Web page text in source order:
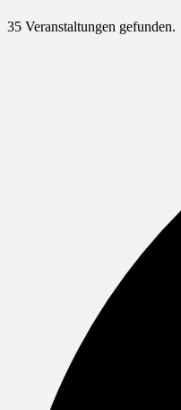
35 Veranstaltungen gefunden.